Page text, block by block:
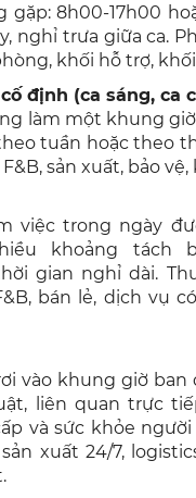
8h00-17h00
nghỉ trưa giữa ca.
khối hỗ trợ,
định (ca sáng, ca
làm một khung
tuần hoặc theo
sản xuất, bảo vệ,
việc trong ngày
khoảng tách
gian nghỉ dài.
bán lẻ, dịch vụ
vào khung giờ
liên quan trực
và sức khỏe người
xuất 24/7,